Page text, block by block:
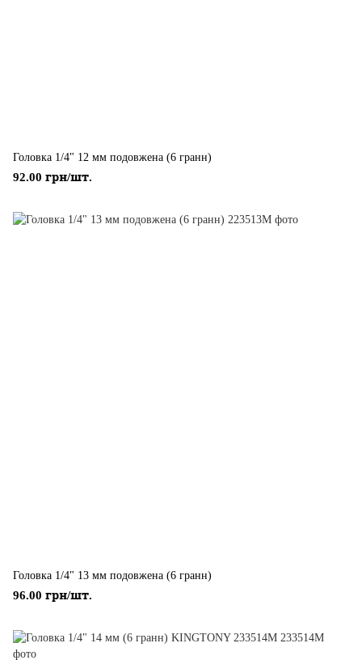
Головка 1/4" 12 мм подовжена (6 гранн)
92.00 грн/шт.
Головка 1/4" 13 мм подовжена (6 гранн)
96.00 грн/шт.